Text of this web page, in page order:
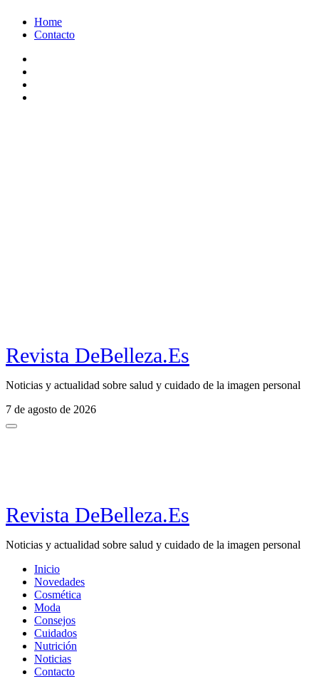
Home
Contacto
Revista DeBelleza.Es
Noticias y actualidad sobre salud y cuidado de la imagen personal
7 de agosto de 2026
Revista DeBelleza.Es
Noticias y actualidad sobre salud y cuidado de la imagen personal
Inicio
Novedades
Cosmética
Moda
Consejos
Cuidados
Nutrición
Noticias
Contacto